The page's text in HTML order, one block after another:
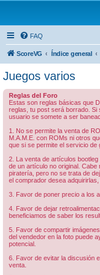
FAQ
ScoreVG Índice general
Juegos varios
Reglas del Foro
Estas son reglas básicas que
reglas, tu post será borrado.
usuario se somete a ser
1. No se permite la venta de
M.A.M.E. con ROMs ni otros
que si se permite el servicio de
2. La venta de artículos
de un artículo no original.
piratería, pero no se trata de
el comprador desea adquirirlas,
3. Favor de poner precio a los
4. Favor de dejar
beneficiamos de saber los
5. Favor de compartir
del vendedor en la foto puede
potencial.
6. Favor de evitar la discusión
venta.